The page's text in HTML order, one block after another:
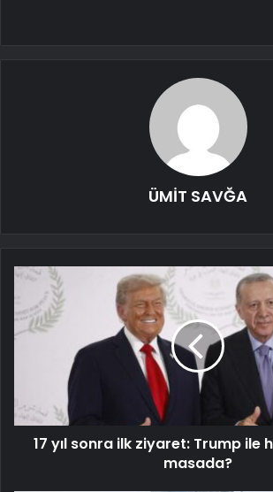
ÜMİT SAVĞA
17 yıl sonra ilk ziyaret: Trump ile
masada?